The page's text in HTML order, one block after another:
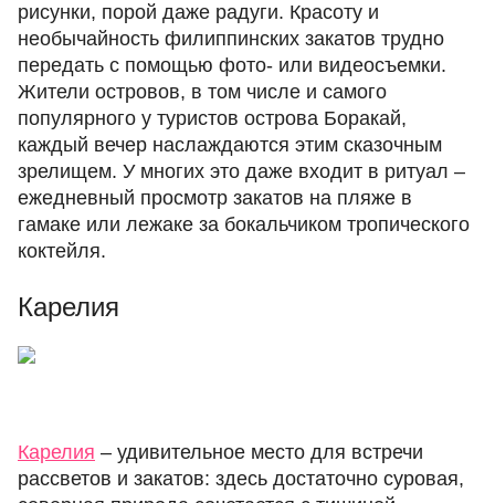
рисунки, порой даже радуги. Красоту и
необычайность филиппинских закатов трудно
передать с помощью фото- или видеосъемки.
Жители островов, в том числе и самого
популярного у туристов острова Боракай,
каждый вечер наслаждаются этим сказочным
зрелищем. У многих это даже входит в ритуал –
ежедневный просмотр закатов на пляже в
гамаке или лежаке за бокальчиком тропического
коктейля.
Карелия
Карелия – удивительное место для встречи
рассветов и закатов: здесь достаточно суровая,